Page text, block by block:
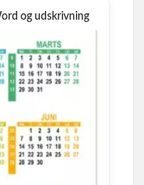
og udskrivning